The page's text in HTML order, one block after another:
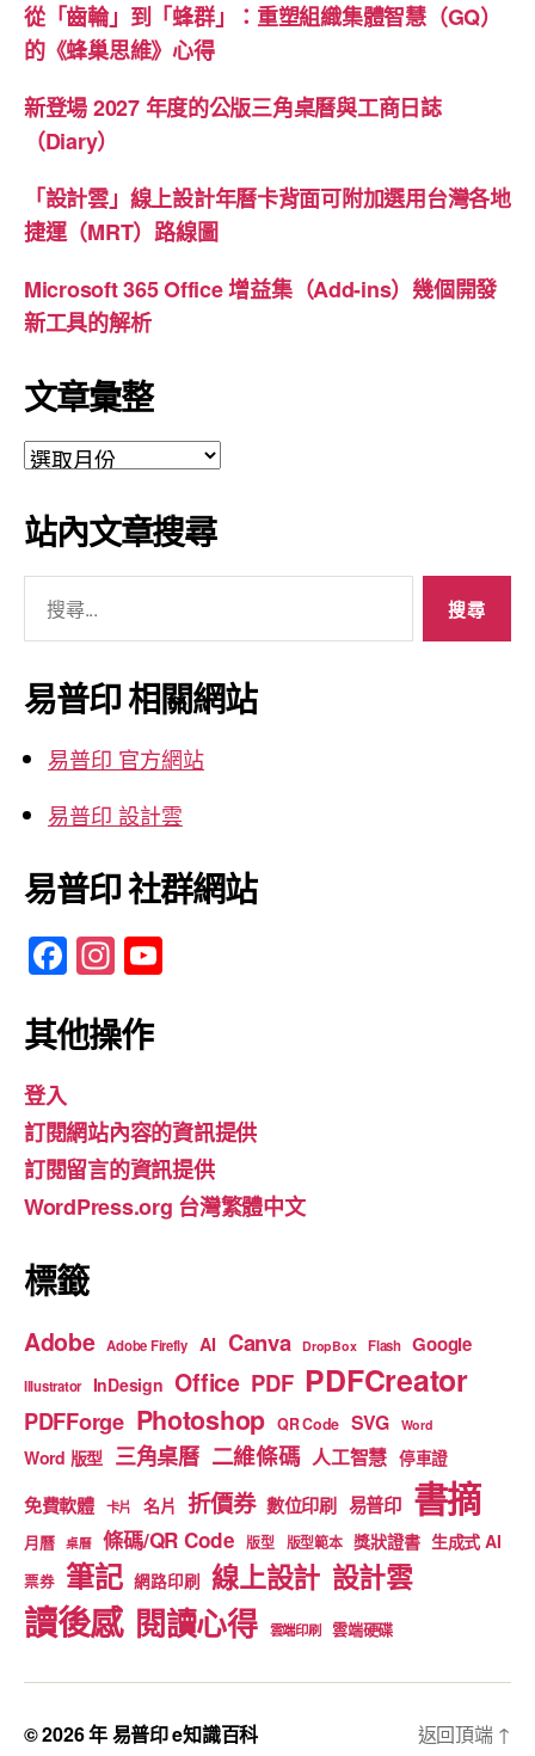
從「齒輪」到「蜂群」：重塑組織集體智慧（GQ）
的《蜂巢思維》心得
新登場 2027 年度的公版三角桌曆與工商日誌
（Diary）
「設計雲」線上設計年曆卡背面可附加選用台灣各地
捷運（MRT）路線圖
Microsoft 365 Office 增益集（Add-ins）幾個開發
新工具的解析
文章彙整
文
彙
整
站內文章搜尋
鍵
字:
易普印 相關網站
易普印 官方網站
易普印 設計雲
易普印 社群網站
F
a
c
b
o
o
k
In
st
a
gr
a
m
u
b
e
其他操作
登入
訂閱網站內容的資訊提供
訂閱留言的資訊提供
WordPress.org 台灣繁體中文
標籤
Adobe Adobe Firefly AI Canva DropBox Flash Google
Illustrator InDesign Office PDF PDFCreator
PDFForge Photoshop QR Code SVG Word
Word 版型 三角桌曆 二維條碼 人工智慧 停車證
免費軟體 卡片 名片 折價券 數位印刷 易普印 書摘
月曆 桌曆 條碼/QR Code 版型 版型範本 獎狀證書 生成式 AI
票券 筆記 網路印刷 線上設計 設計雲
讀後感 閱讀心得 雲端印刷 雲端硬碟
© 2026 年易普印 e知識百科 返回頂端 ↑